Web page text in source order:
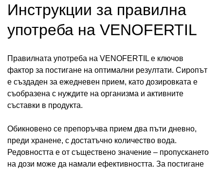
Инструкции за правилна
употреба на VENOFERTIL
Правилната употреба на VENOFERTIL е ключов
фактор за постигане на оптимални резултати. Сиропът
е създаден за ежедневен прием, като дозировката е
съобразена с нуждите на организма и активните
съставки в продукта.
Обикновено се препоръчва прием два пъти дневно,
преди хранене, с достатъчно количество вода.
Редовността е от съществено значение – пропускането
на дози може да намали ефективността. За постигане